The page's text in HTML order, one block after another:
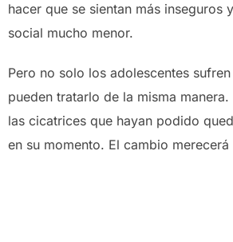
hacer que se sientan más
social mucho menor.
Pero no solo los adolescentes
pueden tratarlo de la misma
las cicatrices que hayan podido
en su momento. El cambio merecerá